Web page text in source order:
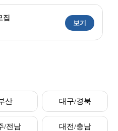
집
보기
산 대구/경북
/전남 대전/충남